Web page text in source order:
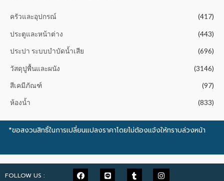
ครัวและอุปกรณ์ (417)
ประตูและหน้าต่าง (443)
ประปา ระบบบำบัดน้ำเสีย (696)
วัสดุปูพื้นและผนัง (3146)
สีเคมีภัณฑ์ (97)
ห้องน้ำ (833)
*ขอสงวนสิทธิ์ในการเปลี่ยนแปลงราคาโดยไม่ต้องแจ้งให้ทราบล่วงหน้า
FOLLOW US :